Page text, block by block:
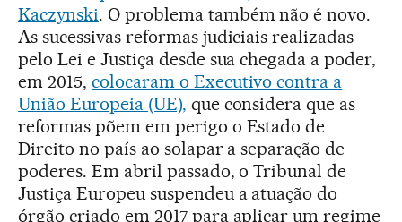
Kaczynski. O problema também não é novo.
As sucessivas reformas judiciais realizadas
pelo Lei e Justiça desde sua chegada a poder,
em 2015, colocaram o Executivo contra a
União Europeia (UE), que considera que as
reformas põem em perigo o Estado de
Direito no país ao solapar a separação de
poderes. Em abril passado, o Tribunal de
Justiça Europeu suspendeu a atuação do
órgão criado em 2017 para aplicar um regime